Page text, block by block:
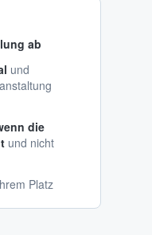
ab
und
die
und nicht
Platz